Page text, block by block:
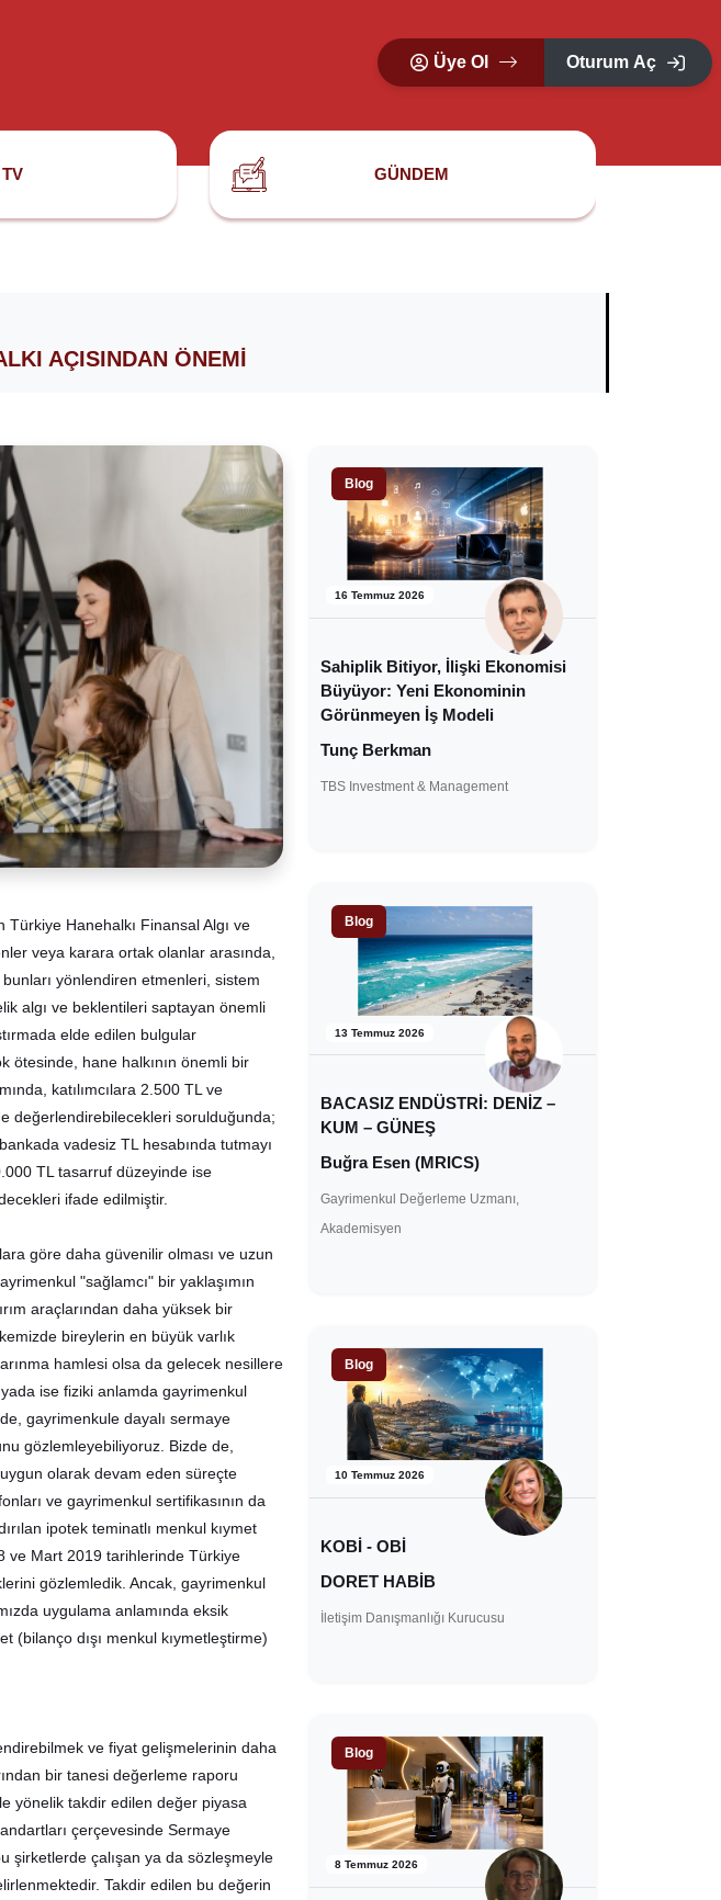
Üye Ol Oturum Aç
GÜNDEM
AÇISINDAN ÖNEMI
Türkiye Hanehalkı Finansal Algı ve
veya karara ortak olanlar arasında,
yönlendiren etmenleri, sistem
algı ve beklentileri saptayan önemli
elde edilen bulgular
ötesinde, hane halkının önemli bir
katılımcılara 2.500 TL ve
değerlendirebilecekleri sorulduğunda;
vadesiz TL hesabında tutmayı
TL tasarruf düzeyinde ise
ifade edilmiştir.
göre daha güvenilir olması ve uzun
"sağlamcı" bir yaklaşımın
araçlarından daha yüksek bir
bireylerin en büyük varlık
hamlesi olsa da gelecek nesillere
ise fiziki anlamda gayrimenkul
gayrimenkule dayalı sermaye
gözlemleyebiliyoruz. Bizde de,
olarak devam eden süreçte
ve gayrimenkul sertifikasının da
ipotek teminatlı menkul kıymet
ve Mart 2019 tarihlerinde Türkiye
gözlemledik. Ancak, gayrimenkul
uygulama anlamında eksik
(bilanço dışı menkul kıymetleştirme)
ve fiyat gelişmelerinin daha
bir tanesi değerleme raporu
yönelik takdir edilen değer piyasa
çerçevesinde Sermaye
şirketlerde çalışan ya da sözleşmeyle
Takdir edilen bu değerin
Blog
16 Temmuz 2026
Sahiplik Bitiyor, İlişki Ekonomisi
Büyüyor: Yeni Ekonominin
Görünmeyen İş Modeli
Tunç Berkman
TBS Investment & Management
Blog
13 Temmuz 2026
BACASIZ ENDÜSTRİ: DENİZ –
KUM – GÜNEŞ
Buğra Esen (MRICS)
Gayrimenkul Değerleme Uzmanı,
Akademisyen
Blog
10 Temmuz 2026
KOBİ - OBİ
DORET HABİB
İletişim Danışmanlığı Kurucusu
Blog
8 Temmuz 2026